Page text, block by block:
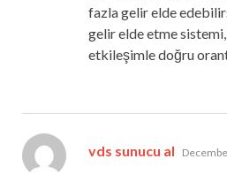
fazla gelir elde
gelir elde etme
etkileşimle doğru
vds sunucu al says: